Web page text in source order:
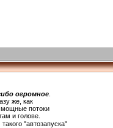
огромное
же, как
мощные потоки
и голове.
"автозапуска"